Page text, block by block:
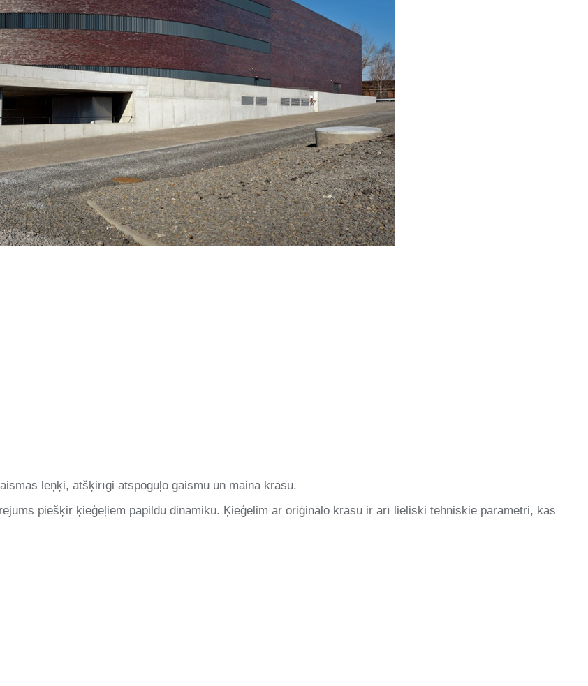
leņķi, atšķirīgi atspoguļo gaismu un maina krāsu.
piešķir ķieģeļiem papildu dinamiku. Ķieģelim ar oriģinālo krāsu ir arī lieliski tehniskie parametri, kas